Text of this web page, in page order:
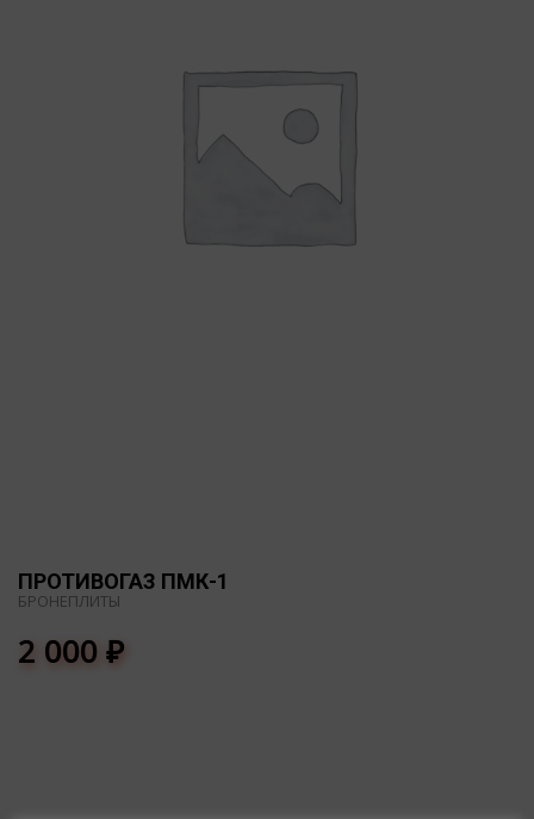
ПРОТИВОГАЗ ПМК-1
БРОНЕПЛИТЫ
2 000₽